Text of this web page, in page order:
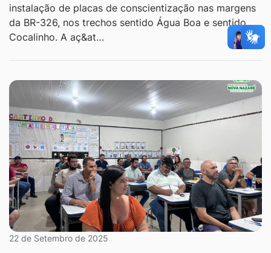
instalação de placas de conscientização nas margens
da BR-326, nos trechos sentido Água Boa e sentido
Cocalinho. A aç&at…
22 de Setembro de 2025